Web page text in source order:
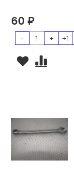
60 ₽
- + +1